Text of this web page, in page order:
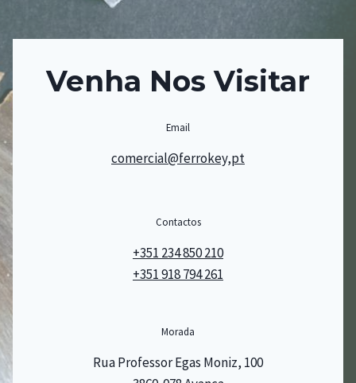
Venha Nos Visitar
Email
comercial@ferrokey,pt
Contactos
+351 234 850 210
+351 918 794 261
Morada
Rua Professor Egas Moniz, 100